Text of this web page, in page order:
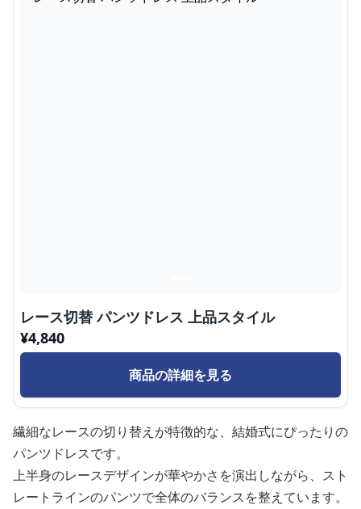
レース切替 パンツドレス 上品スタイル
¥4,840
商品の詳細を見る
繊細なレースの切り替えが特徴的な、結婚式にぴったりの
パンツドレスです。
上半身のレースデザインが華やかさを演出しながら、スト
レートラインのパンツで全体のバランスを整えています。